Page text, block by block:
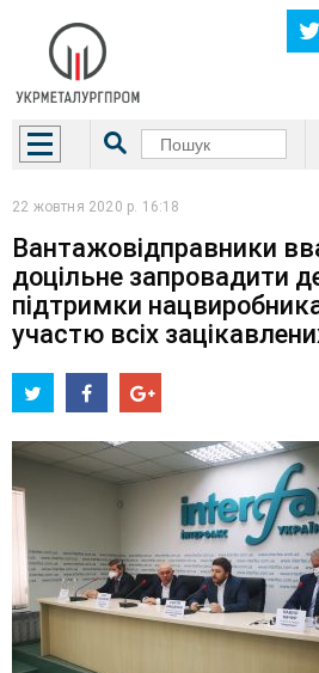
22 жовтня 2020 р. 16:18
Вантажовідправники
доцільне запровадити
підтримки
участю всіх